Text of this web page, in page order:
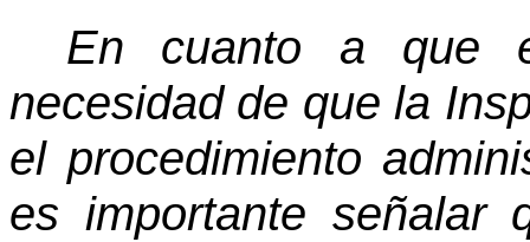
En cuanto a que
necesidad de que la
el procedimiento
es importante